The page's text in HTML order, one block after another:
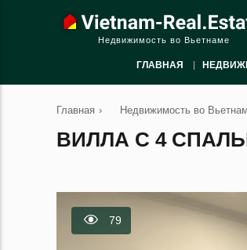
Недвижимость во Вьетнаме
ГЛАВНАЯ
Главная › Недвижимость во
ВИЛЛА С 4
79